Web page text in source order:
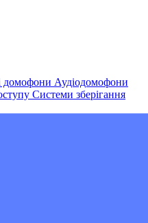
домофони Аудіодомофони
Системи зберігання